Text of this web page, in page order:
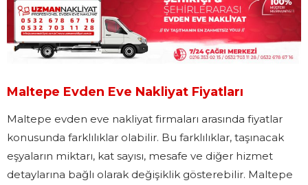
Maltepe Evden Eve Nakliyat Fiyatları
Maltepe evden eve nakliyat firmaları arasında fiyatlar
konusunda farklılıklar olabilir. Bu farklılıklar, taşınacak
eşyaların miktarı, kat sayısı, mesafe ve diğer hizmet
detaylarına bağlı olarak değişiklik gösterebilir. Maltepe